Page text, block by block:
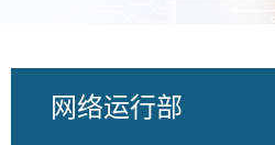
网络运行部